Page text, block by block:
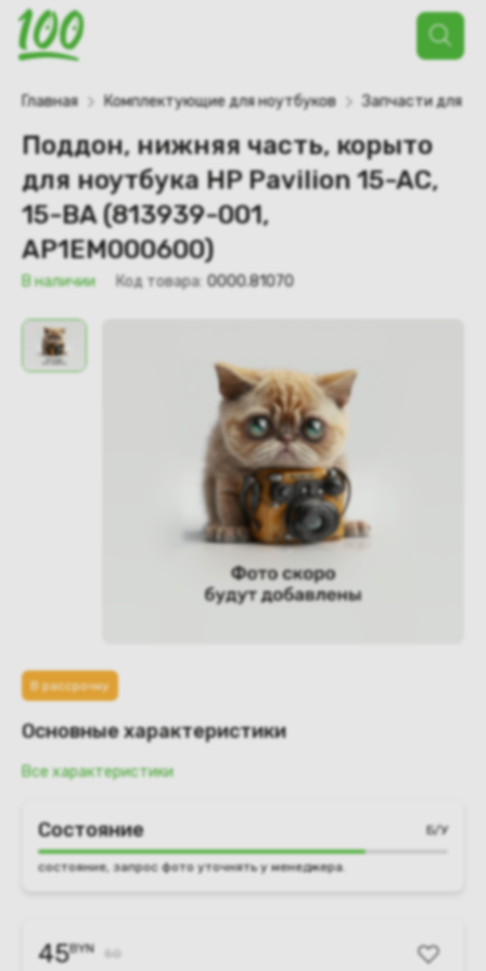
Поиск
товаров
Главная Комплектующие для ноутбуков Запчасти для
Поддон, нижняя часть, корыто
для ноутбука HP Pavilion 15-AC,
15-BA (813939-001,
AP1EM000600)
В наличии Код товара: 0000.81070
В рассрочку
Основные характеристики
Все характеристики
Состояние Б/У
состояние, запрос фото уточнять у менеджера.
45BYN 50